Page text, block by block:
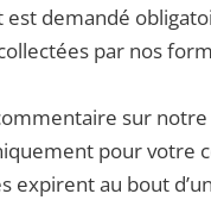
demandé
par nos
sur
pour
expirent au bout